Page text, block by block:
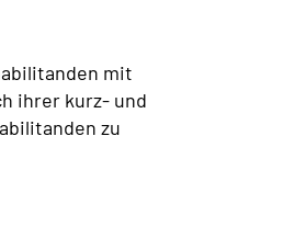
mit
ihrer kurz- und
zu